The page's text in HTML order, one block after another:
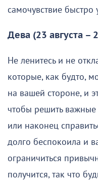
самочувствие быстро
Дева (23 августа –
Не ленитесь и не
которые, как будто,
на вашей стороне, и
чтобы решить важные
или наконец
долго беспокоила и
ограничиться
получится, так что